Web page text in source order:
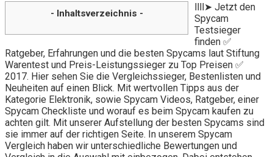
- Inhaltsverzeichnis -
llll➤ Jetzt den
Spycam
Testsieger
finden ✅
Ratgeber, Erfahrungen und die besten Spycams laut Stiftung
Warentest und Preis-Leistungssieger zu Top Preisen ✅
2017. Hier sehen Sie die Vergleichssieger, Bestenlisten und
Neuheiten auf einen Blick. Mit wertvollen Tipps aus der
Kategorie Elektronik, sowie Spycam Videos, Ratgeber, einer
Spycam Checkliste und worauf es beim Spycam kaufen zu
achten gilt. Mit unserer Aufstellung der besten Spycams sind
sie immer auf der richtigen Seite. In unserem Spycam
Vergleich haben wir unterschiedliche Bewertungen und